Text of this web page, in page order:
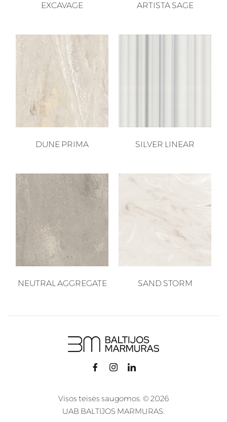
EXCAVAGE ARTISTA SAGE
DUNE PRIMA SILVER LINEAR
NEUTRAL AGGREGATE SAND STORM
Visos teisės saugomos. © 2026
UAB BALTIJOS MARMURAS.